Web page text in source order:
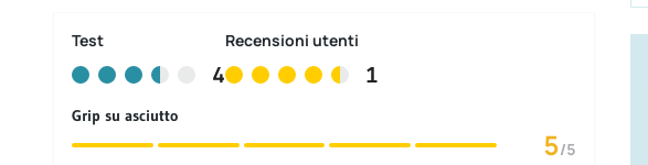
Test
4
Recensioni utenti
1
Grip su asciutto
5/5